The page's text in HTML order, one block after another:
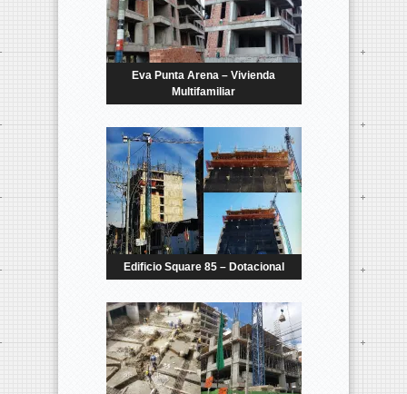
Eva Punta Arena – Vivienda
Multifamiliar
Edificio Square 85 – Dotacional